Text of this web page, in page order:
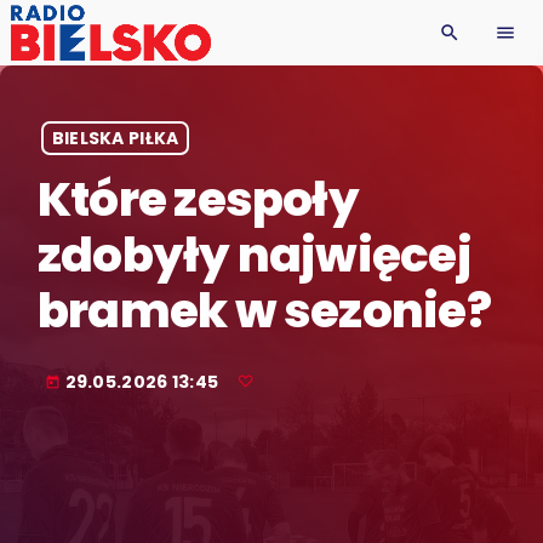
search menu
BIELSKA PIŁKA
Które zespoły
zdobyły najwięcej
bramek w sezonie?
today 29.05.2026 13:45